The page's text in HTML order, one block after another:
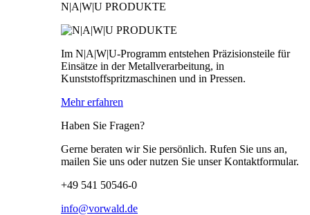
N|A|W|U PRODUKTE
Im N|A|W|U-Programm entstehen Präzisionsteile für
Einsätze in der Metallverarbeitung, in
Kunststoffspritzmaschinen und in Pressen.
Mehr erfahren
Haben Sie Fragen?
Gerne beraten wir Sie persönlich. Rufen Sie uns an,
mailen Sie uns oder nutzen Sie unser Kontaktformular.
+49 541 50546-0
info@vorwald.de